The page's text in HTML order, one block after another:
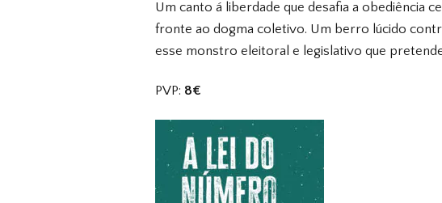
Um canto á liberdade que desafia a obediência
fronte ao dogma coletivo. Um berro lúcido
esse monstro eleitoral e legislativo que
PVP: 8€